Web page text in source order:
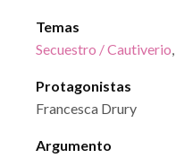
Temas
Secuestro / Cautiverio,
Protagonistas
Francesca Drury
Argumento